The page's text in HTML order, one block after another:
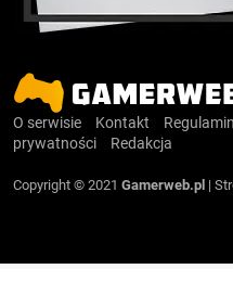
O serwisie Kontakt Regulamin
prywatności
Redakcja
Copyright © 2021 Gamerweb.pl |